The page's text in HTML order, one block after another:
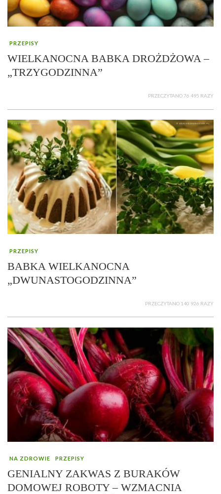
PRZEPISY
WIELKANOCNA BABKA DROŻDŻOWA –
„TRZYGODZINNA”
PRZECZYTANO 76 495 RAZY
PRZEPISY
BABKA WIELKANOCNA
„DWUNASTOGODZINNA”
PRZECZYTANO 140 926 RAZY
NA ZDROWIE PRZEPISY
GENIALNY ZAKWAS Z BURAKÓW
DOMOWEJ ROBOTY – WZMACNIA